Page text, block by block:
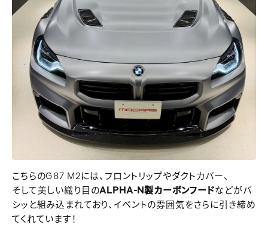
こちらのG87 M2には、フロントリップやダクトカバー、
そして美しい織り目のALPHA-N製カーボンフードなどがバ
シッと組み込まれており、イベントの雰囲気をさらに引き締め
てくれています！